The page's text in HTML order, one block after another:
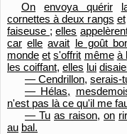
On envoya quérir
cornettes à deux rangs et
faiseuse ; elles
car elle avait le goût
monde et s'offrit même à
les coiffant, elles lui
— Cendrillon, serais-
— Hélas,
n'est pas là ce qu'il me
— Tu as raison, on
au bal.